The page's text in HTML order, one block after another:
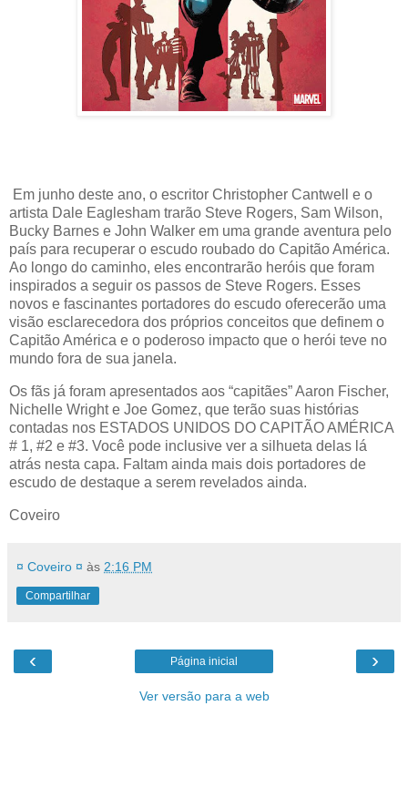
Em junho deste ano, o escritor Christopher Cantwell e o
artista Dale Eaglesham trarão Steve Rogers, Sam Wilson,
Bucky Barnes e John Walker em uma grande aventura pelo
país para recuperar o escudo roubado do Capitão América.
Ao longo do caminho, eles encontrarão heróis que foram
inspirados a seguir os passos de Steve Rogers. Esses
novos e fascinantes portadores do escudo oferecerão uma
visão esclarecedora dos próprios conceitos que definem o
Capitão América e o poderoso impacto que o herói teve no
mundo fora de sua janela.
Os fãs já foram apresentados aos “capitães” Aaron Fischer,
Nichelle Wright e Joe Gomez, que terão suas histórias
contadas nos ESTADOS UNIDOS DO CAPITÃO AMÉRICA
# 1, #2 e #3. Você pode inclusive ver a silhueta delas lá
atrás nesta capa. Faltam ainda mais dois portadores de
escudo de destaque a serem revelados ainda.
Coveiro
¤ Coveiro ¤ às 2:16 PM
Compartilhar
‹ ›
Página inicial
Ver versão para a web